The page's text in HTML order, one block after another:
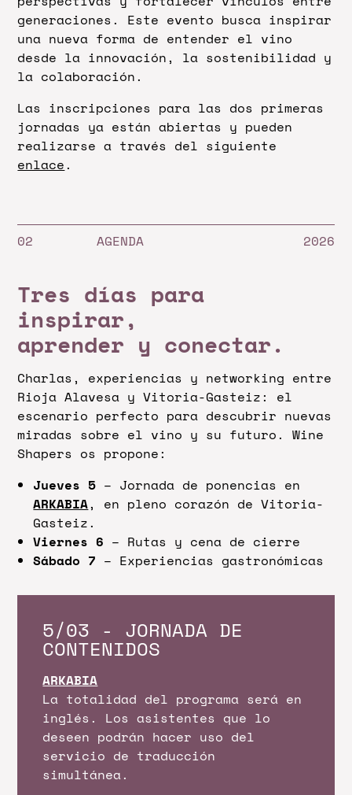
generaciones. Este evento busca inspirar
una nueva forma de entender el vino
desde la innovación, la sostenibilidad y
la colaboración.
Las inscripciones para las dos primeras
jornadas ya están abiertas y pueden
realizarse a través del siguiente
enlace.
AGENDA
Tres días para
inspirar,
aprender y conectar.
Charlas, experiencias y networking entre
Rioja Alavesa y Vitoria-Gasteiz: el
escenario perfecto para descubrir nuevas
miradas sobre el vino y su futuro. Wine
Shapers os propone:
Jueves 5 – Jornada de ponencias en
ARKABIA, en pleno corazón de Vitoria-
Gasteiz.
Viernes 6 – Rutas y cena de cierre
Sábado 7 – Experiencias gastronómicas
5/03 - JORNADA DE
CONTENIDOS
ARKABIA
La totalidad del programa será en
inglés. Los asistentes que lo
deseen podrán hacer uso del
servicio de traducción
simultánea.